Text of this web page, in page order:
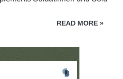
READ MORE »